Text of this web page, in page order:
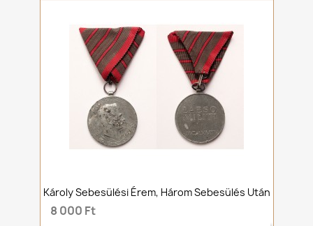
Károly Sebesülési Érem, Három Sebesülés Után
8 000 Ft